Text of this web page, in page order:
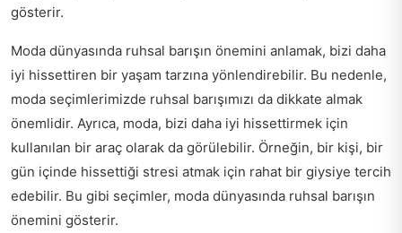
gösterir.
Moda dünyasında ruhsal barışın önemini anlamak, bizi daha
iyi hissettiren bir yaşam tarzına yönlendirebilir. Bu nedenle,
moda seçimlerimizde ruhsal barışımızı da dikkate almak
önemlidir. Ayrıca, moda, bizi daha iyi hissettirmek için
kullanılan bir araç olarak da görülebilir. Örneğin, bir kişi, bir
gün içinde hissettiği stresi atmak için rahat bir giysiye tercih
edebilir. Bu gibi seçimler, moda dünyasında ruhsal barışın
önemini gösterir.